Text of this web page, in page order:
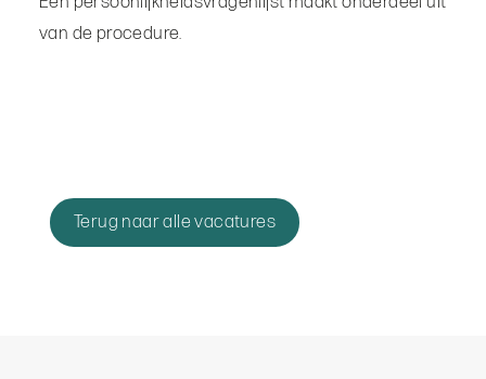
van de procedure.
Terug naar alle vacatures